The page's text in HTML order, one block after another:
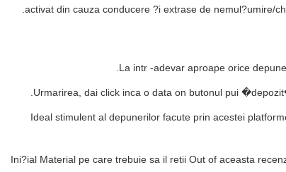
activat din cauza conducere ?i extrase de nemul?umire/
La intr -adevar aproape orice
Urmarirea, dai click inca o data on butonul pui
Ideal stimulent al depunerilor facute prin acestei
Ini?ial Material pe care trebuie sa il retii Out of aceasta